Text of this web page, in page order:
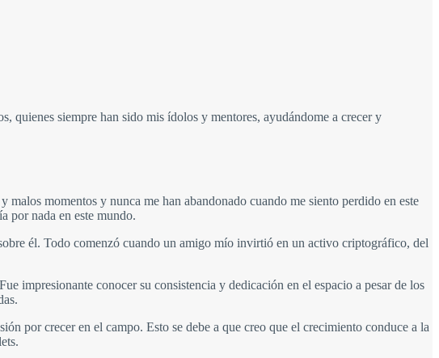
siempre han sido mis ídolos y mentores, ayudándome a crecer y
momentos y nunca me han abandonado cuando me siento perdido en este
por nada en este mundo.
él. Todo comenzó cuando un amigo mío invirtió en un activo criptográfico, del
impresionante conocer su consistencia y dedicación en el espacio a pesar de los
por crecer en el campo. Esto se debe a que creo que el crecimiento conduce a la